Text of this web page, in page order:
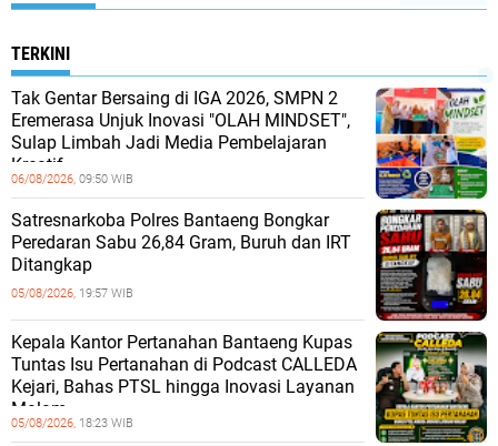
TERKINI
Tak Gentar Bersaing di IGA 2026, SMPN 2
Eremerasa Unjuk Inovasi "OLAH MINDSET",
Sulap Limbah Jadi Media Pembelajaran
Kreatif
06/08/2026, 09:50 WIB
Satresnarkoba Polres Bantaeng Bongkar
Peredaran Sabu 26,84 Gram, Buruh dan IRT
Ditangkap
05/08/2026, 19:57 WIB
Kepala Kantor Pertanahan Bantaeng Kupas
Tuntas Isu Pertanahan di Podcast CALLEDA
Kejari, Bahas PTSL hingga Inovasi Layanan
Malam
05/08/2026, 18:23 WIB